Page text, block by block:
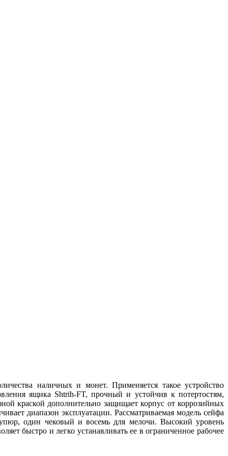
наличных и монет. Применяется такое устройство
ящика Shtrih-FT, прочный и устойчив к потертостям,
краской дополнительно защищает корпус от коррозийных
диапазон эксплуатации. Рассматриваемая модель сейфа
один чековый и восемь для мелочи. Высокий уровень
быстро и легко устанавливать ее в ограниченное рабочее